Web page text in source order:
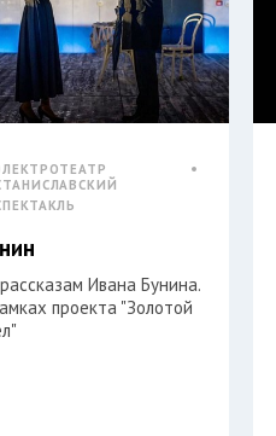
Ивана Бунина.
проекта "Золотой